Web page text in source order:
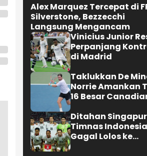
Alex Marquez Tercepat di
Silverstone, Bezzecchi
Langsung Mengancam
Vinicius Junior
Perpanjang
di Madrid
Taklukkan De
Norrie Amankan
16 Besar
Ditahan
Timnas Indonesia
Gagal Lolos ke